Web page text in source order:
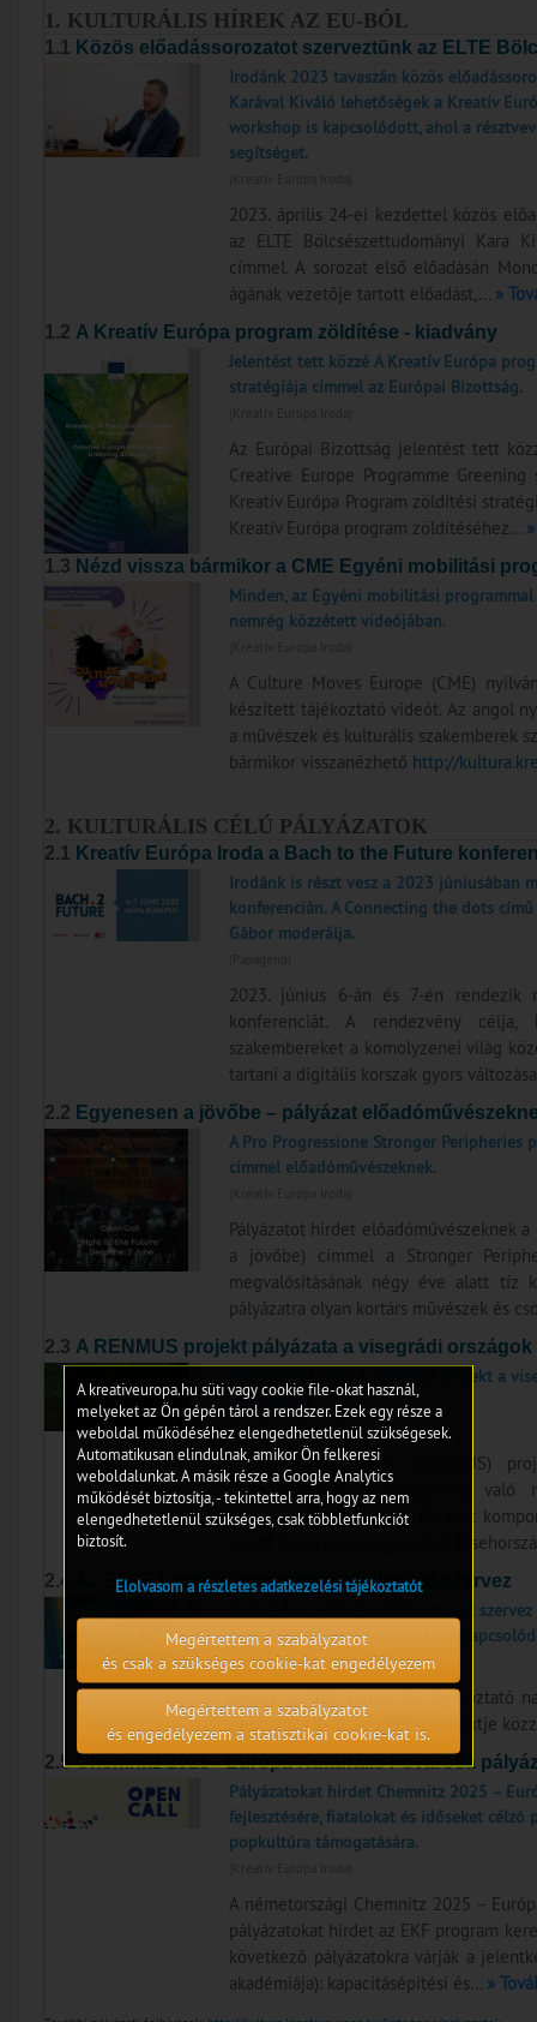
1. KULTURÁLIS HÍREK AZ EU-BÓL
1.1 Közös előadássorozatot szerveztünk az ELTE
Irodánk 2023 tavaszán közös
Karával Kiváló lehetőségek a Kreatív
workshop is kapcsolódott, ahol a
segítséget.
2023. április 24-ei kezdettel közös
az ELTE Bölcsészettudományi Kara
címmel. A sorozat első előadásán
ágának vezetője tartott előadást,... »
1.2 A Kreatív Európa program zöldítése - kiadvány
Jelentést tett közzé A Kreatív Európa
stratégiája címmel az Európai Bizottság.
Az Európai Bizottság jelentést tett
Creative Europe Programme
Kreatív Európa Program zöldítési
Kreatív Európa program zöldítéséhez...
1.3 Nézd vissza bármikor a CME Egyéni mobilitási
Minden, az Egyéni mobilitási
nemrég közzétett videójában.
A Culture Moves Europe (CME)
készített tájékoztató videót. Az angol
a művészek és kulturális szakemberek
bármikor visszanézhető http://
2. KULTURÁLIS CÉLÚ PÁLYÁZATOK
2.1 Kreatív Európa Iroda a Bach to the Future
Irodánk is részt vesz a 2023 júniusában
konferencián. A Connecting the dots
Gábor moderálja.
2023. június 6-án és 7-én
konferenciát. A rendezvény
szakembereket a komolyzenei világ
tartani a digitális korszak gyors
2.2 Egyenesen a jövőbe – pályázat
A Pro Progressione Stronger
címmel előadóművészeknek.
Pályázatot hirdet előadóművészeknek
a jövőbe) címmel a Stronger
megvalósításának négy éve alatt tíz
pályázatra olyan kortárs művészek és
2.3 A RENMUS projekt pályázata a visegrádi
Pályázatot hirdet a RENMUS projekt a
részvételre.
(Kreatív Európa Iroda)
A Renewable Music (RENMUS)
zeneszerzőinek a projektben való
zeneszerzők egy-egy új darabot
varsói (Lengyelország), prágai
2.4 Az EFFEA online networking alkalmakat szervez
Online kapcsolatépítő alkalmakat
második pályázati felhívásához
(Pályázatfigyelő)
Ahogy a 2023. június 7-i tájékoztató
Fesztiválszövetség EFFEA projektje
2.5Chemnitz 2025 - Európa Kulturális Fővárosa
Pályázatokat hirdet Chemnitz 2025 –
fejlesztésére, fiatalokat és időseket
popkultúra támogatására.
A németországi Chemnitz 2025 –
pályázatokat hirdet az EKF program
következő pályázatokra várják a
akadémiája): kapacitásépítési és... »
A kreativeuropa.hu süti vagy cookie file-okat használ,
melyeket az Ön gépén tárol a rendszer. Ezek egy része a
weboldal működéséhez elengedhetetlenül szükségesek.
Automatikusan elindulnak, amikor Ön felkeresi
weboldalunkat. A másik része a Google Analytics
működését biztosítja, - tekintettel arra, hogy az nem
elengedhetetlenül szükséges, csak többletfunkciót
biztosít.
Elolvasom a részletes adatkezelési tájékoztatót
Megértettem a szabályzatot
és csak a szükséges cookie-kat engedélyezem
Megértettem a szabályzatot
és engedélyezem a statisztikai cookie-kat is.